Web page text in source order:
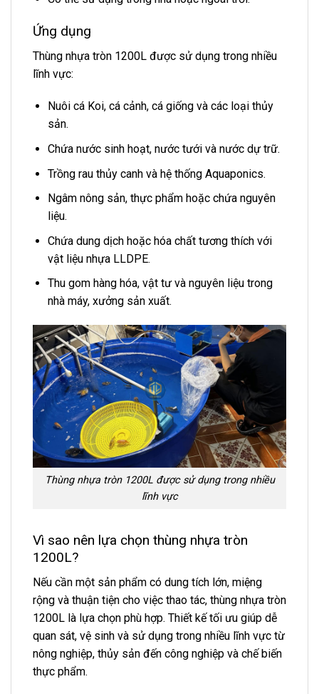
Ứng dụng
Thùng nhựa tròn 1200L được sử dụng trong nhiều
lĩnh vực:
Nuôi cá Koi, cá cảnh, cá giống và các loại thủy
sản.
Chứa nước sinh hoạt, nước tưới và nước dự trữ.
Trồng rau thủy canh và hệ thống Aquaponics.
Ngâm nông sản, thực phẩm hoặc chứa nguyên
liệu.
Chứa dung dịch hoặc hóa chất tương thích với
vật liệu nhựa LLDPE.
Thu gom hàng hóa, vật tư và nguyên liệu trong
nhà máy, xưởng sản xuất.
Thùng nhựa tròn 1200L được sử dụng trong nhiều
lĩnh vực
Vì sao nên lựa chọn thùng nhựa tròn
1200L?
Nếu cần một sản phẩm có dung tích lớn, miệng
rộng và thuận tiện cho việc thao tác, thùng nhựa tròn
1200L là lựa chọn phù hợp. Thiết kế tối ưu giúp dễ
quan sát, vệ sinh và sử dụng trong nhiều lĩnh vực từ
nông nghiệp, thủy sản đến công nghiệp và chế biến
thực phẩm.